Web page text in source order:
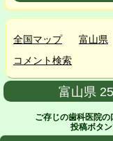
全国マップ 富山県
コメント検索
富山県
ご存じの歯科医院の
投稿ボタ